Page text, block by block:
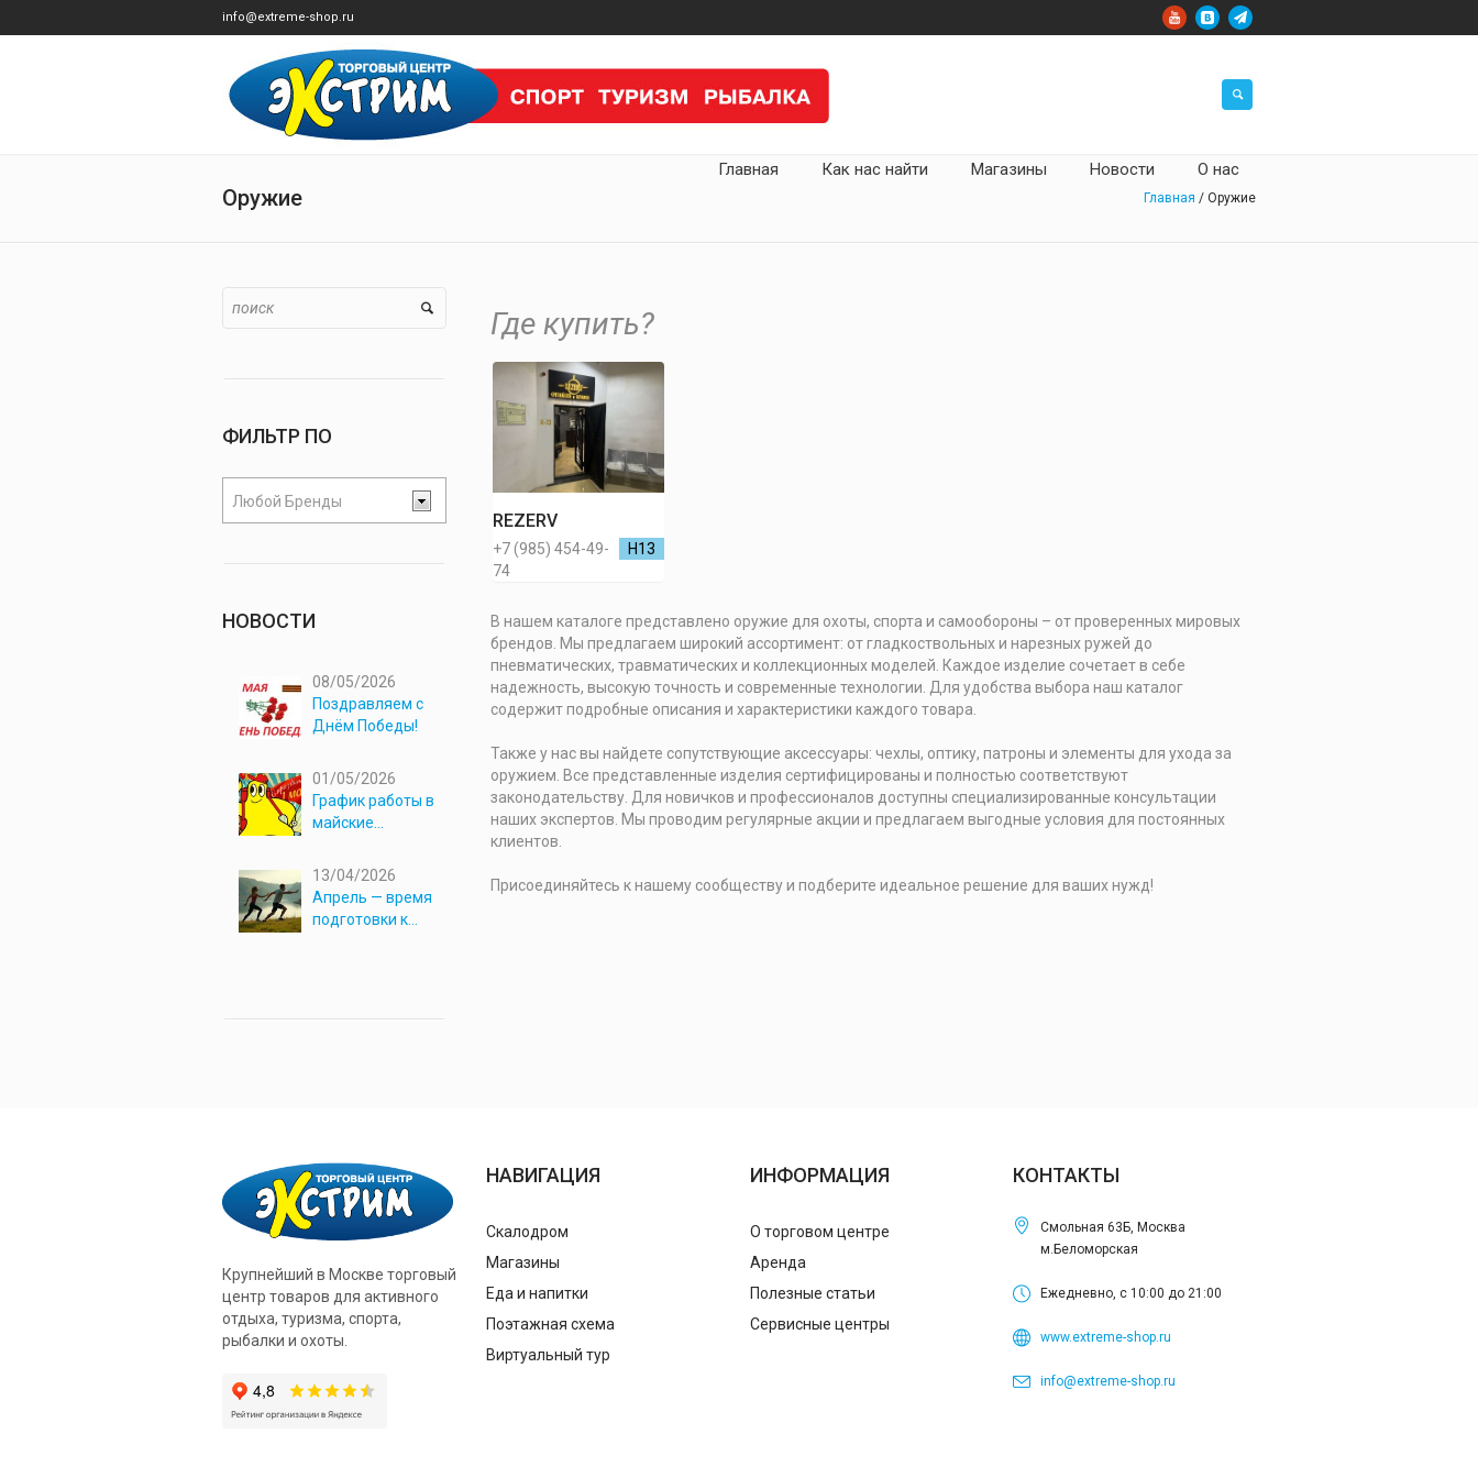
info@extreme-shop.ru
Главная Как нас найти Магазины Новости О нас
Оружие Главная / Оружие
Где купить?
REZERV
H13
+7 (985) 454-49-
74
В нашем каталоге представлено оружие для охоты, спорта и самообороны – от проверенных мировых
брендов. Мы предлагаем широкий ассортимент: от гладкоствольных и нарезных ружей до
пневматических, травматических и коллекционных моделей. Каждое изделие сочетает в себе
надежность, высокую точность и современные технологии. Для удобства выбора наш каталог
содержит подробные описания и характеристики каждого товара.
Также у нас вы найдете сопутствующие аксессуары: чехлы, оптику, патроны и элементы для ухода за
оружием. Все представленные изделия сертифицированы и полностью соответствуют
законодательству. Для новичков и профессионалов доступны специализированные консультации
наших экспертов. Мы проводим регулярные акции и предлагаем выгодные условия для постоянных
клиентов.
Присоединяйтесь к нашему сообществу и подберите идеальное решение для ваших нужд!
ФИЛЬТР ПО
Любой Бренды
НОВОСТИ
08/05/2026
Поздравляем с
Днём Победы!
01/05/2026
График работы в
майские
13/04/2026
Апрель — время
подготовки к
Крупнейший в Москве торговый
центр товаров для активного
отдыха, туризма, спорта,
рыбалки и охоты.
НАВИГАЦИЯ
Скалодром
Магазины
Еда и напитки
Поэтажная схема
Виртуальный тур
ИНФОРМАЦИЯ
О торговом центре
Аренда
Полезные статьи
Сервисные центры
КОНТАКТЫ
Смольная 63Б, Москва
м.Беломорская
Ежедневно, с 10:00 до 21:00
www.extreme-shop.ru
info@extreme-shop.ru